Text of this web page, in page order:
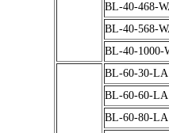
BL-40-468-
BL-40-568-
BL-40-1000-
BL-60-30-LA
BL-60-60-LA
BL-60-80-LA